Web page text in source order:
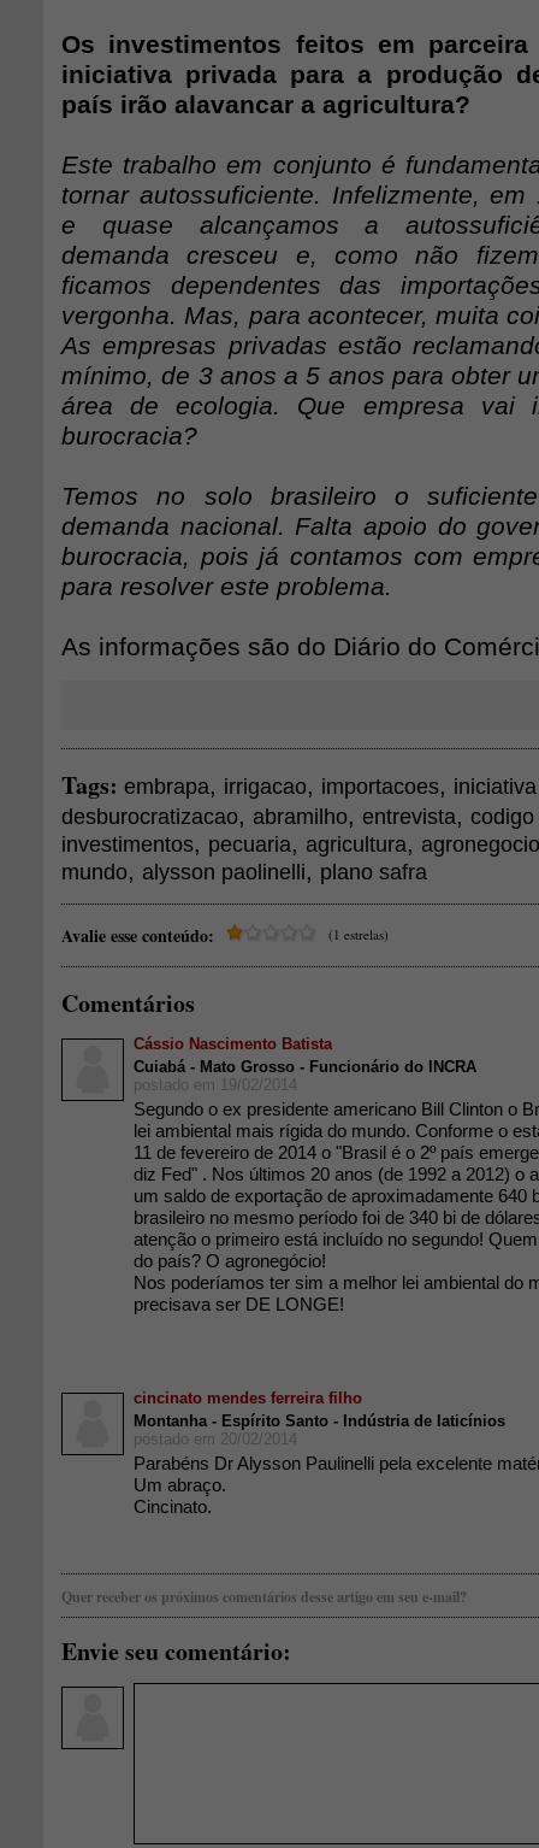
Os investimentos feitos em
iniciativa privada para a produção
país irão alavancar a agricultura?
Este trabalho em conjunto é
tornar autossuficiente. Infelizmente, em
e quase alcançamos a
demanda cresceu e, como não
ficamos dependentes das
vergonha. Mas, para acontecer, muita
As empresas privadas estão
mínimo, de 3 anos a 5 anos para obter
área de ecologia. Que empresa vai
burocracia?
Temos no solo brasileiro o
demanda nacional. Falta apoio do
burocracia, pois já contamos com
para resolver este problema.
As informações são do Diário do
Tags: embrapa, irrigacao, importacoes,
desburocratizacao, abramilho, entrevista,
investimentos, pecuaria, agricultura,
mundo, alysson paolinelli, plano safra
Avalie esse conteúdo: (1 estrelas)
Comentários
Cássio Nascimento Batista
Cuiabá - Mato Grosso - Funcionário do INCRA
postado em 19/02/2014
Segundo o ex presidente americano Bill Clinton o
lei ambiental mais rígida do mundo. Conforme o
11 de fevereiro de 2014 o "Brasil é o 2º país
diz Fed" . Nos últimos 20 anos (de 1992 a 2012) o
um saldo de exportação de aproximadamente 640
brasileiro no mesmo período foi de 340 bi de
atenção o primeiro está incluído no segundo!
do país? O agronegócio!
Nos poderíamos ter sim a melhor lei ambiental do
precisava ser DE LONGE!
cincinato mendes ferreira filho
Montanha - Espírito Santo - Indústria de laticínios
postado em 20/02/2014
Parabéns Dr Alysson Paulinelli pela excelente
Um abraço.
Cincinato.
Quer receber os próximos comentários desse artigo em seu e-mail?
Envie seu comentário: